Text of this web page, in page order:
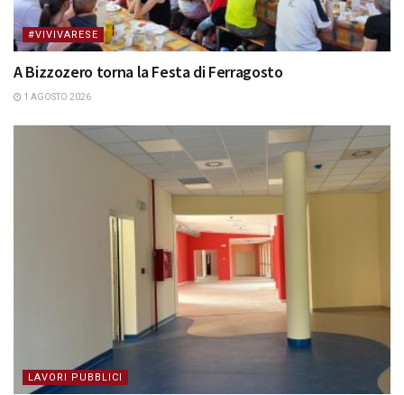
#VIVIVARESE
A Bizzozero torna la Festa di Ferragosto
1 AGOSTO 2026
LAVORI PUBBLICI